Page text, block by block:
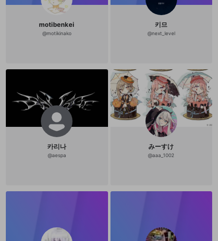
motibenkei
@motikinako
키므
@next_level
카리나
@aespa
みーすけ
@aaa_1002